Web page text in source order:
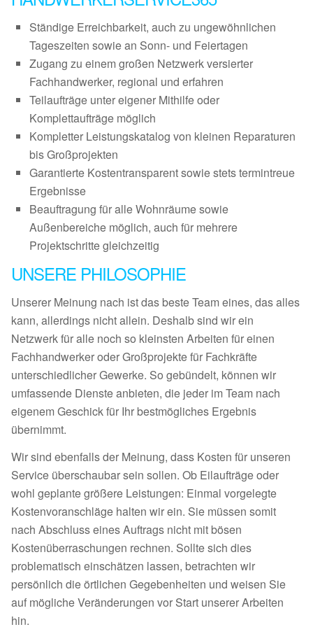
Ständige Erreichbarkeit, auch zu ungewöhnlichen
Tageszeiten sowie an Sonn- und Feiertagen
Zugang zu einem großen Netzwerk versierter
Fachhandwerker, regional und erfahren
Teilaufträge unter eigener Mithilfe oder
Komplettaufträge möglich
Kompletter Leistungskatalog von kleinen Reparaturen
bis Großprojekten
Garantierte Kostentransparent sowie stets termintreue
Ergebnisse
Beauftragung für alle Wohnräume sowie
Außenbereiche möglich, auch für mehrere
Projektschritte gleichzeitig
UNSERE PHILOSOPHIE
Unserer Meinung nach ist das beste Team eines, das alles
kann, allerdings nicht allein. Deshalb sind wir ein
Netzwerk für alle noch so kleinsten Arbeiten für einen
Fachhandwerker oder Großprojekte für Fachkräfte
unterschiedlicher Gewerke. So gebündelt, können wir
umfassende Dienste anbieten, die jeder im Team nach
eigenem Geschick für Ihr bestmögliches Ergebnis
übernimmt.
Wir sind ebenfalls der Meinung, dass Kosten für unseren
Service überschaubar sein sollen. Ob Eilaufträge oder
wohl geplante größere Leistungen: Einmal vorgelegte
Kostenvoranschläge halten wir ein. Sie müssen somit
nach Abschluss eines Auftrags nicht mit bösen
Kostenüberraschungen rechnen. Sollte sich dies
problematisch einschätzen lassen, betrachten wir
persönlich die örtlichen Gegebenheiten und weisen Sie
auf mögliche Veränderungen vor Start unserer Arbeiten
hin.